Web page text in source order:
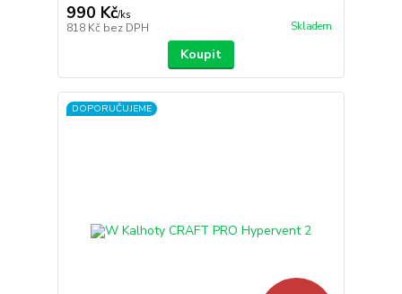
990 Kč/ks
818 Kč bez DPH Skladem
Koupit
DOPORUČUJEME